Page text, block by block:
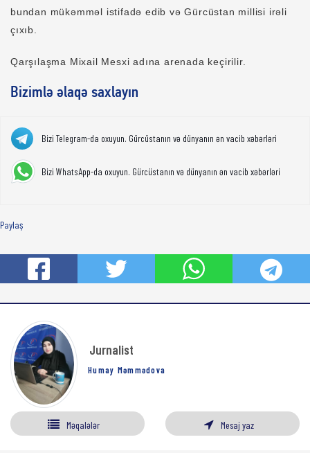
bundan mükəmməl istifadə edib və Gürcüstan millisi irəli
çıxıb.
Qarşılaşma Mixail Mesxi adına arenada keçirilir.
Bizimlə əlaqə saxlayın
Bizi Telegram-da oxuyun. Gürcüstanın və dünyanın ən vacib xəbərləri
Bizi WhatsApp-da oxuyun. Gürcüstanın və dünyanın ən vacib xəbərləri
Paylaş
Jurnalist
Humay Məmmədova
Məqalələr Mesaj yaz